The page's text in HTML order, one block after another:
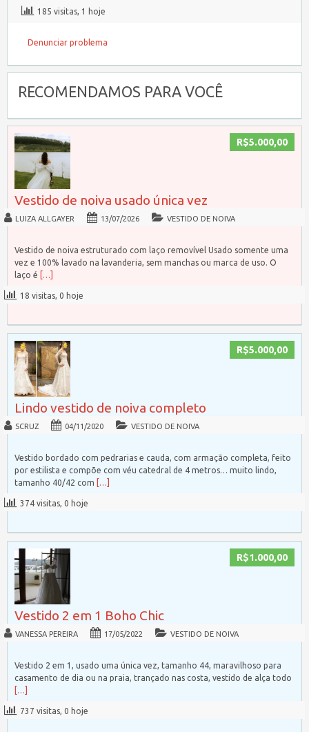
185 visitas, 1 hoje
Denunciar problema
RECOMENDAMOS PARA VOCÊ
R$5.000,00
Vestido de noiva usado única vez
LUIZA ALLGAYER 13/07/2026 VESTIDO DE NOIVA
Vestido de noiva estruturado com laço removível Usado somente uma
vez e 100% lavado na lavanderia, sem manchas ou marca de uso. O
laço é
[…]
18 visitas, 0 hoje
R$5.000,00
Lindo vestido de noiva completo
SCRUZ 04/11/2020 VESTIDO DE NOIVA
Vestido bordado com pedrarias e cauda, com armação completa, feito
por estilista e compõe com véu catedral de 4 metros… muito lindo,
tamanho 40/42 com
[…]
374 visitas, 0 hoje
R$1.000,00
Vestido 2 em 1 Boho Chic
VANESSA PEREIRA 17/05/2022 VESTIDO DE NOIVA
Vestido 2 em 1, usado uma única vez, tamanho 44, maravilhoso para
casamento de dia ou na praia, trançado nas costa, vestido de alça todo
[…]
737 visitas, 0 hoje